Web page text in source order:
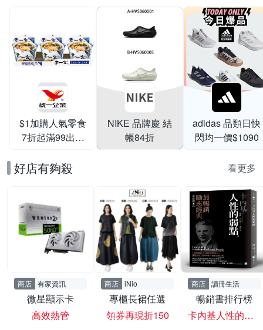
$1加購人氣零食
7折起滿99出貨
NIKE 品牌慶 結
帳84折
adidas 品類日快
閃均一價$1090
好店有夠殺 看更多
商店 有家資訊
微星顯示卡
高效熱管
商店 iNio
專櫃長裙任選
領券再現折150
商店 讀冊生活
暢銷書排行榜
卡內基人性的弱點